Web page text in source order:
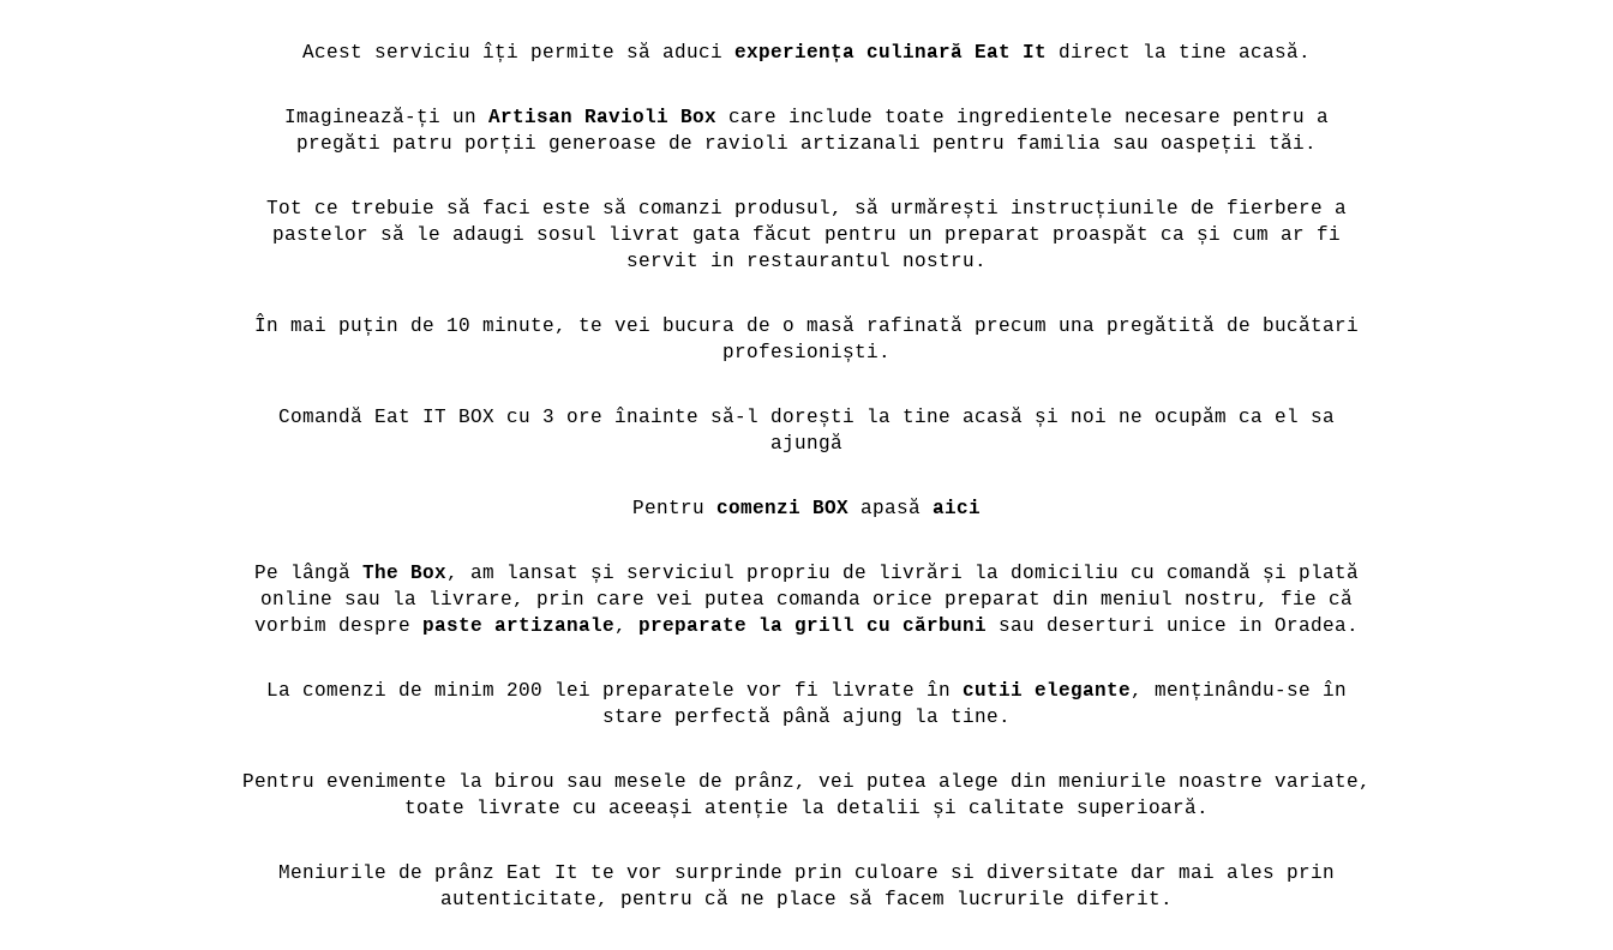
Acest serviciu îți permite să aduci experiența culinară Eat It direct la tine acasă.
Imaginează-ți un Artisan Ravioli Box care include toate ingredientele necesare pentru a
pregăti patru porții generoase de ravioli artizanali pentru familia sau oaspeții tăi.
Tot ce trebuie să faci este să comanzi produsul, să urmărești instrucțiunile de fierbere a
pastelor să le adaugi sosul livrat gata făcut pentru un preparat proaspăt ca și cum ar fi
servit in restaurantul nostru.
În mai puțin de 10 minute, te vei bucura de o masă rafinată precum una pregătită de bucătari
profesioniști.
Comandă Eat IT BOX cu 3 ore înainte să-l dorești la tine acasă și noi ne ocupăm ca el sa
ajungă
Pentru comenzi BOX apasă aici
Pe lângă The Box, am lansat și serviciul propriu de livrări la domiciliu cu comandă și plată
online sau la livrare, prin care vei putea comanda orice preparat din meniul nostru, fie că
vorbim despre paste artizanale, preparate la grill cu cărbuni sau deserturi unice in Oradea.
La comenzi de minim 200 lei preparatele vor fi livrate în cutii elegante, menținându-se în
stare perfectă până ajung la tine.
Pentru evenimente la birou sau mesele de prânz, vei putea alege din meniurile noastre variate,
toate livrate cu aceeași atenție la detalii și calitate superioară.
Meniurile de prânz Eat It te vor surprinde prin culoare si diversitate dar mai ales prin
autenticitate, pentru că ne place să facem lucrurile diferit.